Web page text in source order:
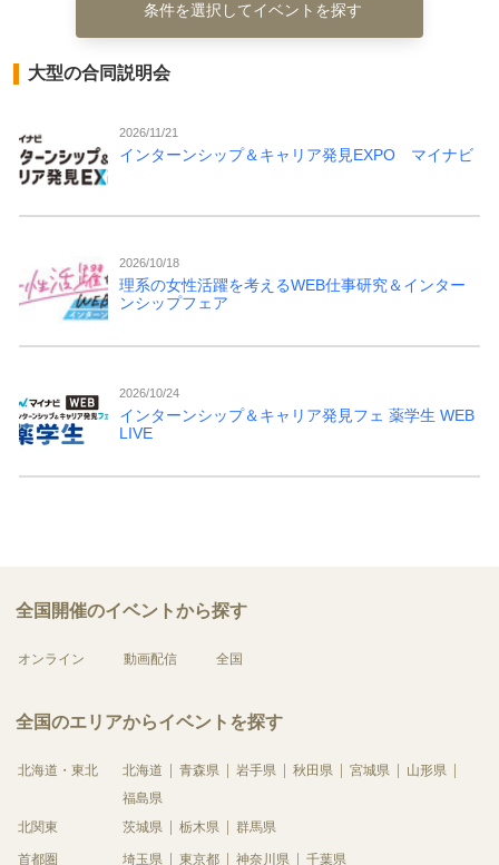
条件を選択してイベントを探す
大型の合同説明会
2026/11/21
インターンシップ＆キャリア発見EXPO マイナビ
2026/10/18
理系の女性活躍を考えるWEB仕事研究＆インター
ンシップフェア
2026/10/24
インターンシップ＆キャリア発見フェ 薬学生 WEB
LIVE
全国開催のイベントから探す
オンライン 動画配信 全国
全国のエリアからイベントを探す
北海道・東北 北海道 青森県 岩手県 秋田県 宮城県
山形県
福島県
北関東
茨城県 栃木県 群馬県
首都圏 埼玉県 東京都 神奈川県 千葉県